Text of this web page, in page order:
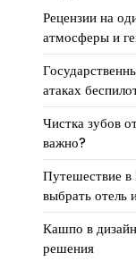
Рецензии на
атмосферы и
атаках
Чистка зубов
важно?
Путешествие в
выбрать отель
Кашпо в
решения